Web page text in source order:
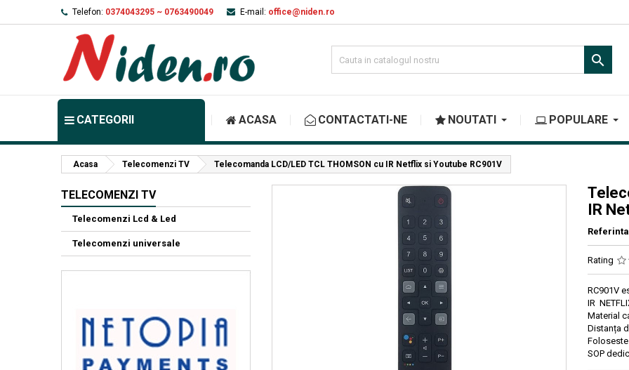
Telefon: 0374043295 ~ 0763490049 E-mail: office@niden.ro

CATEGORII ACASA CONTACTATI-NE NOUTATI POPULARE
Acasa Telecomenzi TV Telecomanda LCD/LED TCL THOMSON cu IR Netflix si Youtube RC901V
TELECOMENZI TV
Telecomenzi Lcd & Led
Telecomenzi universale
IR
Referinta
Rating
RC901V
IR
Material
Distanța
Foloseste
SOP